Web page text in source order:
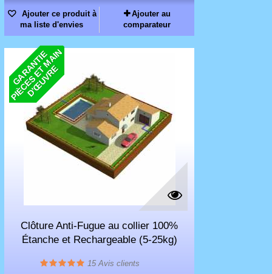
Ajouter ce produit à
ma liste d'envies
Ajouter au
comparateur
G
A
R
A
N
T
I
E
P
I
È
C
E
S
E
T
M
A
I
N
D
'
Œ
U
V
R
E
Clôture Anti-Fugue au collier 100%
Étanche et Rechargeable (5-25kg)
15 Avis clients